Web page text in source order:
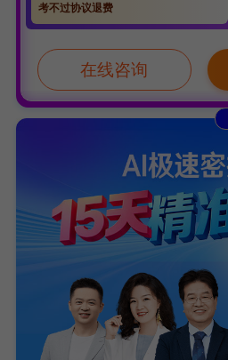
考不过协议退费
在线咨询